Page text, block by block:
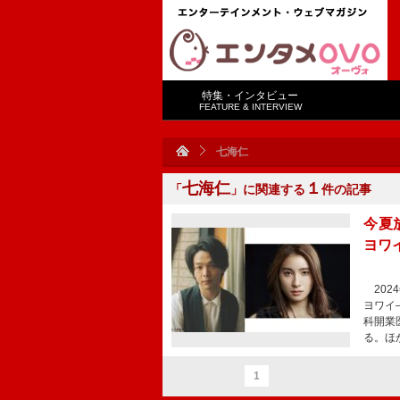
特集・インタビュー
FEATURE & INTERVIEW
七海仁
「七海仁 」に関連する １ 件の記事
今夏
ヨワ
2024
ヨワ
科開業
る。
1